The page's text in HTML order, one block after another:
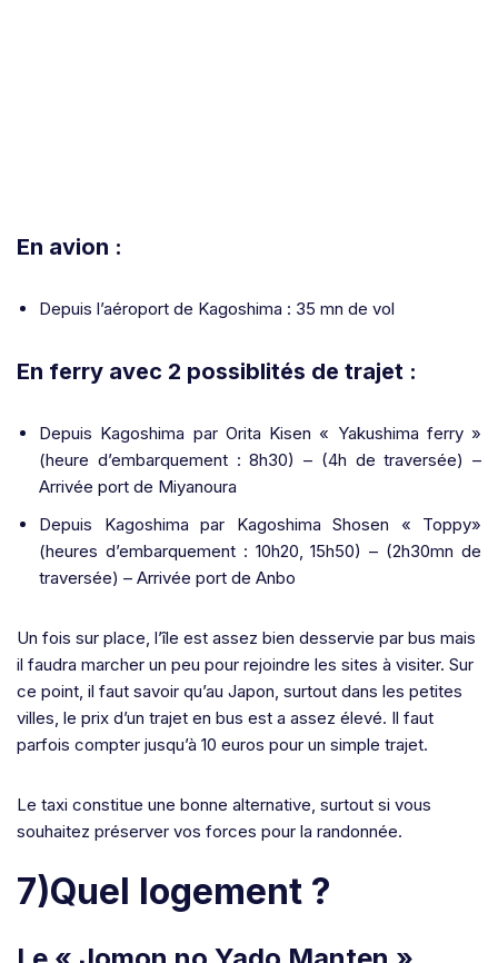
En avion :
Depuis l’aéroport de Kagoshima : 35 mn de vol
En ferry avec 2 possiblités de trajet :
Depuis Kagoshima par Orita Kisen « Yakushima ferry »
(heure d’embarquement : 8h30) – (4h de traversée) –
Arrivée port de Miyanoura
Depuis Kagoshima par Kagoshima Shosen « Toppy»
(heures d’embarquement : 10h20, 15h50) – (2h30mn de
traversée) – Arrivée port de Anbo
Un fois sur place, l’île est assez bien desservie par bus mais
il faudra marcher un peu pour rejoindre les sites à visiter. Sur
ce point, il faut savoir qu’au Japon, surtout dans les petites
villes, le prix d’un trajet en bus est a assez élevé. Il faut
parfois compter jusqu’à 10 euros pour un simple trajet.
Le taxi constitue une bonne alternative, surtout si vous
souhaitez préserver vos forces pour la randonnée.
7)Quel logement ?